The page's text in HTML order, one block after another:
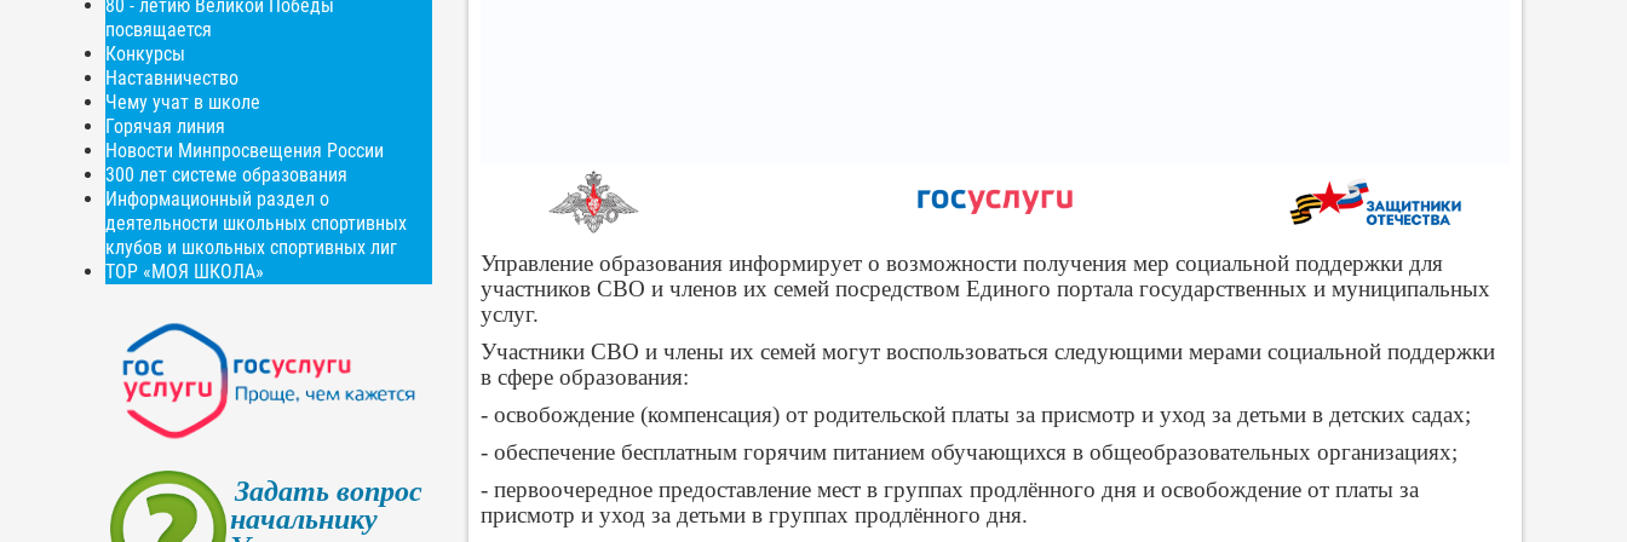
80 - летию Великой Победы
посвящается
Конкурсы
Наставничество
Чему учат в школе
Горячая линия
Новости Минпросвещения России
300 лет системе образования
Информационный раздел о
деятельности школьных спортивных
клубов и школьных спортивных лиг
ТОР «МОЯ ШКОЛА»
Задать вопрос
начальнику
Управление образования информирует о возможности получения мер социальной поддержки для
участников СВО и членов их семей посредством Единого портала государственных и муниципальных
услуг.
Участники СВО и члены их семей могут воспользоваться следующими мерами социальной поддержки
в сфере образования:
- освобождение (компенсация) от родительской платы за присмотр и уход за детьми в детских садах;
- обеспечение бесплатным горячим питанием обучающихся в общеобразовательных организациях;
- первоочередное предоставление мест в группах продлённого дня и освобождение от платы за
присмотр и уход за детьми в группах продлённого дня.